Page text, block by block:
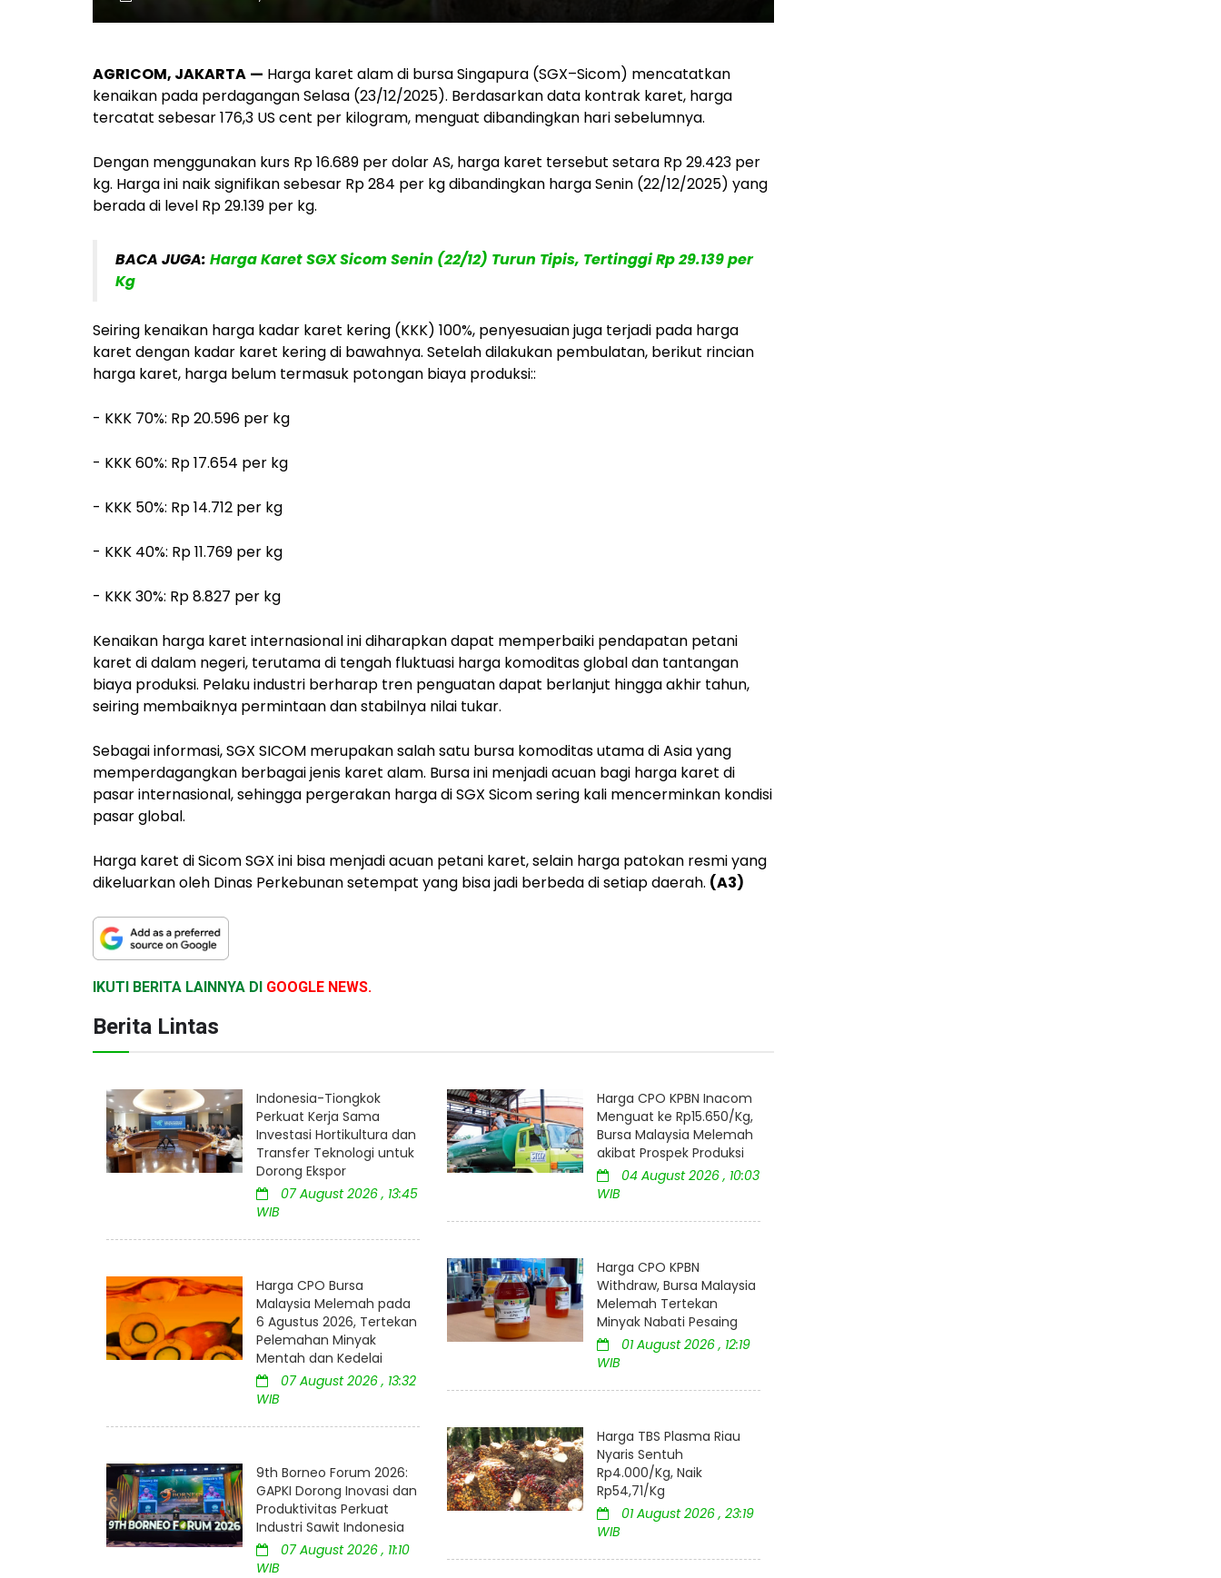
AGRICOM, JAKARTA — Harga karet alam di bursa Singapura (SGX–Sicom) mencatatkan
kenaikan pada perdagangan Selasa (23/12/2025). Berdasarkan data kontrak karet, harga
tercatat sebesar 176,3 US cent per kilogram, menguat dibandingkan hari sebelumnya.
Dengan menggunakan kurs Rp 16.689 per dolar AS, harga karet tersebut setara Rp 29.423 per
kg. Harga ini naik signifikan sebesar Rp 284 per kg dibandingkan harga Senin (22/12/2025) yang
berada di level Rp 29.139 per kg.
BACA JUGA: Harga Karet SGX Sicom Senin (22/12) Turun Tipis, Tertinggi Rp 29.139 per
Kg
Seiring kenaikan harga kadar karet kering (KKK) 100%, penyesuaian juga terjadi pada harga
karet dengan kadar karet kering di bawahnya. Setelah dilakukan pembulatan, berikut rincian
harga karet, harga belum termasuk potongan biaya produksi::
- KKK 70%: Rp 20.596 per kg
- KKK 60%: Rp 17.654 per kg
- KKK 50%: Rp 14.712 per kg
- KKK 40%: Rp 11.769 per kg
- KKK 30%: Rp 8.827 per kg
Kenaikan harga karet internasional ini diharapkan dapat memperbaiki pendapatan petani
karet di dalam negeri, terutama di tengah fluktuasi harga komoditas global dan tantangan
biaya produksi. Pelaku industri berharap tren penguatan dapat berlanjut hingga akhir tahun,
seiring membaiknya permintaan dan stabilnya nilai tukar.
Sebagai informasi, SGX SICOM merupakan salah satu bursa komoditas utama di Asia yang
memperdagangkan berbagai jenis karet alam. Bursa ini menjadi acuan bagi harga karet di
pasar internasional, sehingga pergerakan harga di SGX Sicom sering kali mencerminkan kondisi
pasar global.
Harga karet di Sicom SGX ini bisa menjadi acuan petani karet, selain harga patokan resmi yang
dikeluarkan oleh Dinas Perkebunan setempat yang bisa jadi berbeda di setiap daerah. (A3)
IKUTI BERITA LAINNYA DI GOOGLE NEWS.
Berita Lintas
Indonesia-Tiongkok
Perkuat Kerja Sama
Investasi Hortikultura dan
Transfer Teknologi untuk
Dorong Ekspor
07 August 2026 , 13:45
WIB
Harga CPO Bursa
Malaysia Melemah pada
6 Agustus 2026, Tertekan
Pelemahan Minyak
Mentah dan Kedelai
07 August 2026 , 13:32
WIB
9th Borneo Forum 2026:
GAPKI Dorong Inovasi dan
Produktivitas Perkuat
Industri Sawit Indonesia
07 August 2026 , 11:10
WIB
Harga CPO KPBN Inacom
Menguat ke Rp15.650/Kg,
Bursa Malaysia Melemah
akibat Prospek Produksi
04 August 2026 , 10:03
WIB
Harga CPO KPBN
Withdraw, Bursa Malaysia
Melemah Tertekan
Minyak Nabati Pesaing
01 August 2026 , 12:19
WIB
Harga TBS Plasma Riau
Nyaris Sentuh
Rp4.000/Kg, Naik
Rp54,71/Kg
01 August 2026 , 23:19
WIB